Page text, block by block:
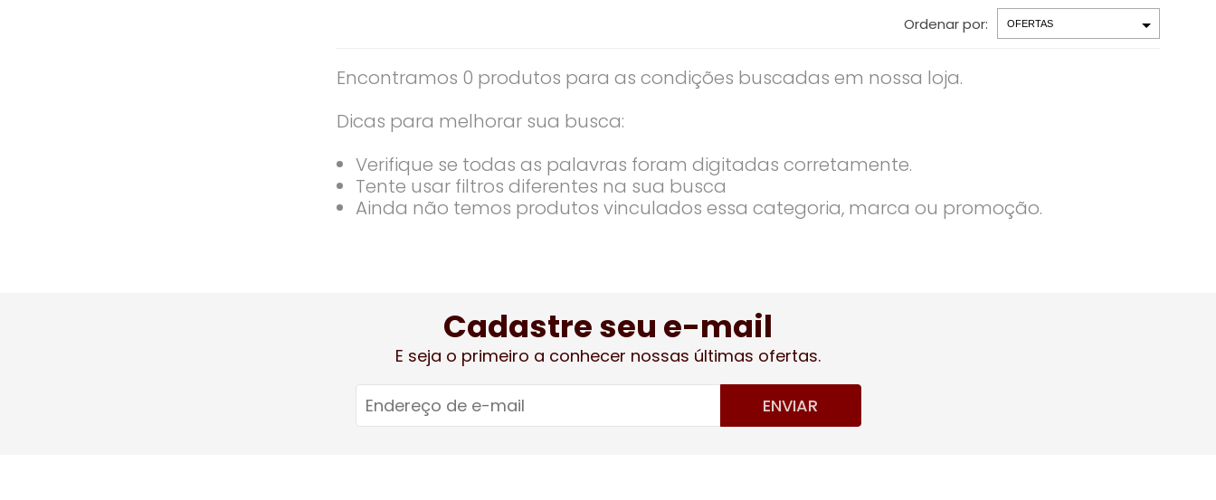
Ordenar por:
Encontramos 0 produtos para as condições buscadas em nossa loja.
Dicas para melhorar sua busca:
Verifique se todas as palavras foram digitadas corretamente.
Tente usar filtros diferentes na sua busca
Ainda não temos produtos vinculados essa categoria, marca ou promoção.
Cadastre seu e-mail
E seja o primeiro a conhecer nossas últimas ofertas.
ENVIAR